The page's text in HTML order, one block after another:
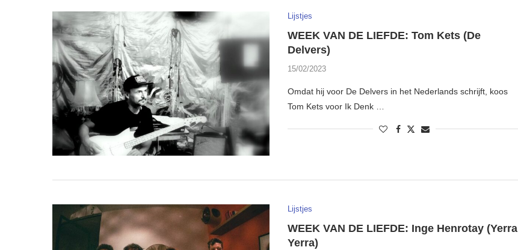
Lijstjes
WEEK VAN DE LIEFDE: Tom Kets (De
Delvers)
15/02/2023
Omdat hij voor De Delvers in het Nederlands schrijft, koos
Tom Kets voor Ik Denk …
Lijstjes
WEEK VAN DE LIEFDE: Inge Henrotay (Yerra
Yerra)